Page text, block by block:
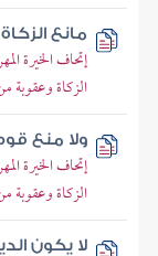
مانع
إتحاف الخيرة
الزكاة وعقوبة
ولا منع
إتحاف الخيرة
الزكاة وعقوبة
لا يكون